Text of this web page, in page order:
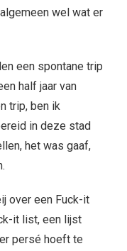
wel wat er
een spontane trip
half jaar van
trip, ben ik
in deze stad
het was gaaf,
over een Fuck-it
it list, een lijst
persé hoeft te